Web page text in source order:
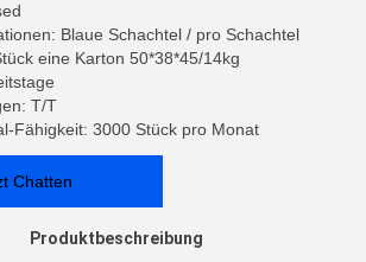
Blaue Schachtel / pro Schachtel
eine Karton 50*38*45/14kg
T/T
Fähigkeit: 3000 Stück pro Monat
Chatten
Produktbeschreibung